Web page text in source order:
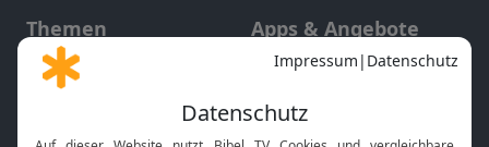
Themen
Gott und Bibel erklärt
Apps & Angebote
Mobile App